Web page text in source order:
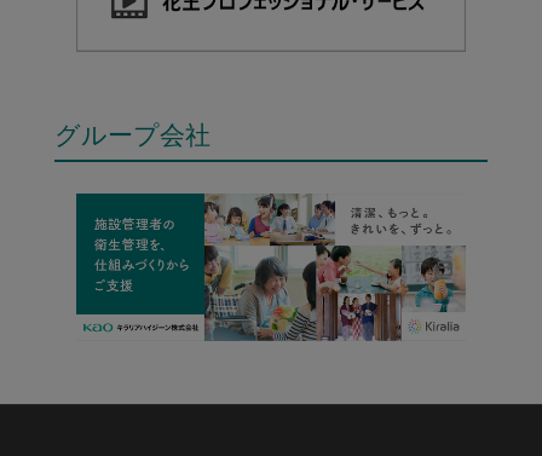
グループ会社